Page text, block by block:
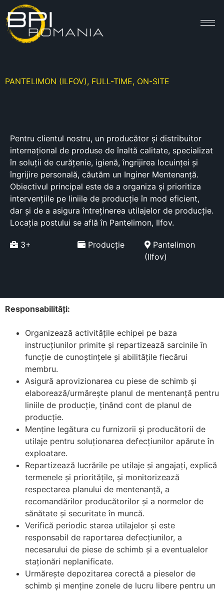
PANTELIMON (ILFOV), FULL-TIME, ON-SITE
Pentru clientul nostru, un producător și distribuitor
internațional de produse de înaltă calitate, specializat
în soluții de curățenie, igienă, îngrijirea locuinței și
îngrijire personală, căutăm un Inginer Mentenanță.
Obiectivul principal este de a organiza și prioritiza
intervențiile pe liniile de producție în mod eficient,
dar și de a asigura întreținerea utilajelor de producție.
Locația postului se află în Pantelimon, Ilfov.
3+ Producție
Pantelimon
(Ilfov)
Responsabilități:
Organizează activitățile echipei pe baza
instrucțiunilor primite și repartizează sarcinile în
funcție de cunoștințele și abilitățile fiecărui
membru.
Asigură aprovizionarea cu piese de schimb și
elaborează/urmărește planul de mentenanță pentru
liniile de producție, ținând cont de planul de
producție.
Menține legătura cu furnizorii și producătorii de
utilaje pentru soluționarea defecțiunilor apărute în
exploatare.
Repartizează lucrările pe utilaje și angajați, explică
termenele și prioritățile, și monitorizează
respectarea planului de mentenanță, a
recomandărilor producătorilor și a normelor de
sănătate și securitate în muncă.
Verifică periodic starea utilajelor și este
responsabil de raportarea defecțiunilor, a
necesarului de piese de schimb și a eventualelor
staționări neplanificate.
Urmărește depozitarea corectă a pieselor de
schimb și menține zonele de lucru libere pentru un